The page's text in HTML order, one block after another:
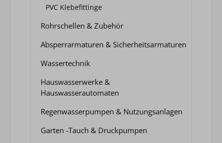
PVC Klebefittinge
Rohrschellen & Zubehör
Absperrarmaturen & Sicherheitsarmaturen
Wassertechnik
Hauswasserwerke &
Hauswasserautomaten
Regenwasserpumpen & Nutzungsanlagen
Garten -Tauch & Druckpumpen